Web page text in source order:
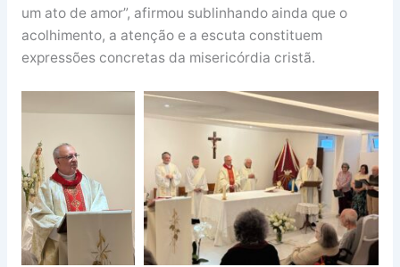
um ato de amor”, afirmou sublinhando ainda que o
acolhimento, a atenção e a escuta constituem
expressões concretas da misericórdia cristã.